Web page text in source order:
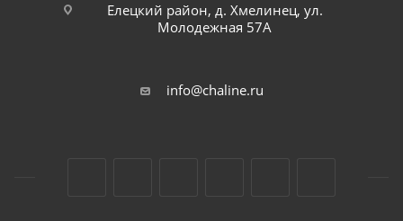
Елецкий район, д. Хмелинец, ул.
Молодежная 57А
info@chaline.ru